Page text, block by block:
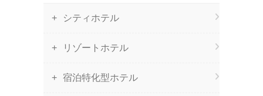
シティホテル
リゾートホテル
宿泊特化型ホテル